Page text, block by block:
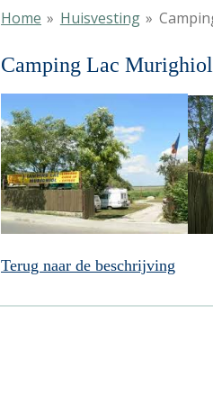
Home » Huisvesting »
Camping Lac
Terug naar de beschrijving